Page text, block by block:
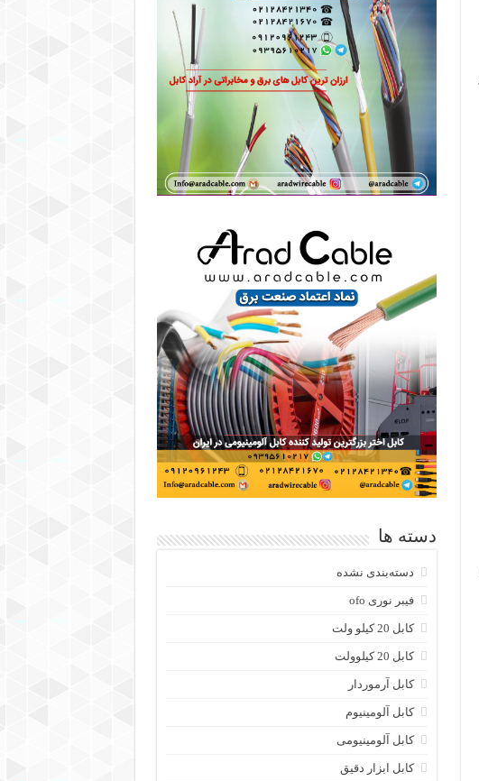
دسته ها
دسته‌بندی نشده
فیبر نوری ofo
کابل 20 کیلو ولت
کابل 20 کیلوولت
کابل آرموردار
کابل آلومینیوم
کابل آلومینیومی
کابل ابزار دقیق